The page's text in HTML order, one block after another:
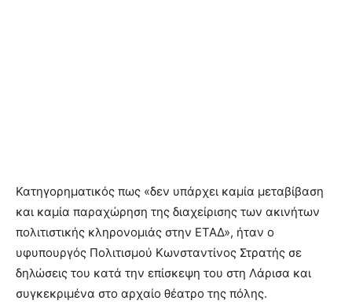
Κατηγορηματικός πως «δεν υπάρχει καμία μεταβίβαση
και καμία παραχώρηση της διαχείρισης των ακινήτων
πολιτιστικής κληρονομιάς στην ΕΤΑΔ», ήταν ο
υφυπουργός Πολιτισμού Κωνσταντίνος Στρατής σε
δηλώσεις του κατά την επίσκεψη του στη Λάρισα και
συγκεκριμένα στο αρχαίο θέατρο της πόλης.